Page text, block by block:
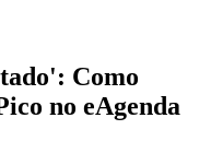
Como
no eAgenda